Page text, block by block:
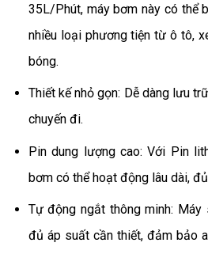
35L/Phút, máy bơm này có thể
nhiều loại phương tiện từ ô tô,
bóng.
Thiết kế nhỏ gọn: Dễ dàng lưu
chuyến đi.
Pin dung lượng cao: Với Pin
bơm có thể hoạt động lâu dài,
Tự động ngắt thông minh:
đủ áp suất cần thiết, đảm bảo